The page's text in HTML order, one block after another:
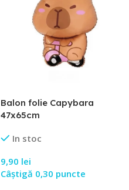
Balon folie Capybara
47x65cm
In stoc
9,90 lei
Câștigă 0,30 puncte